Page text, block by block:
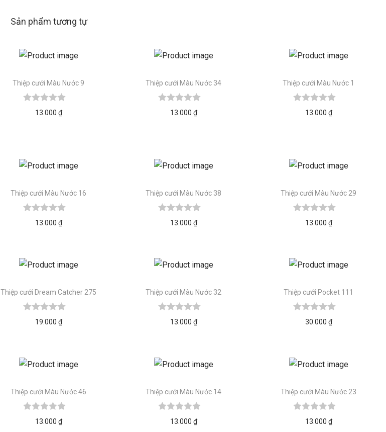
Sản phẩm tương tự
Thiệp cưới Màu Nước 9
13.000 ₫
Thiệp cưới Màu Nước 34
13.000 ₫
Thiệp cưới Màu Nước 1
13.000 ₫
Thiệp cưới Màu Nước 16
13.000 ₫
Thiệp cưới Màu Nước 38
13.000 ₫
Thiệp cưới Màu Nước 29
13.000 ₫
Thiệp cưới Dream Catcher 275
19.000 ₫
Thiệp cưới Màu Nước 32
13.000 ₫
Thiệp cưới Pocket 111
30.000 ₫
Thiệp cưới Màu Nước 46
13.000 ₫
Thiệp cưới Màu Nước 14
13.000 ₫
Thiệp cưới Màu Nước 23
13.000 ₫